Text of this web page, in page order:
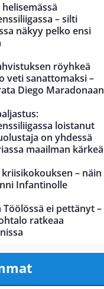
– silti
näkyy pelko ensi
röyhkeä
veti sanattomaksi –
Diego Maradonaan
loistanut
on yhdessä
maailman kärkeä
– näin
Infantinolle
Töölössä ei pettänyt –
ratkeaa